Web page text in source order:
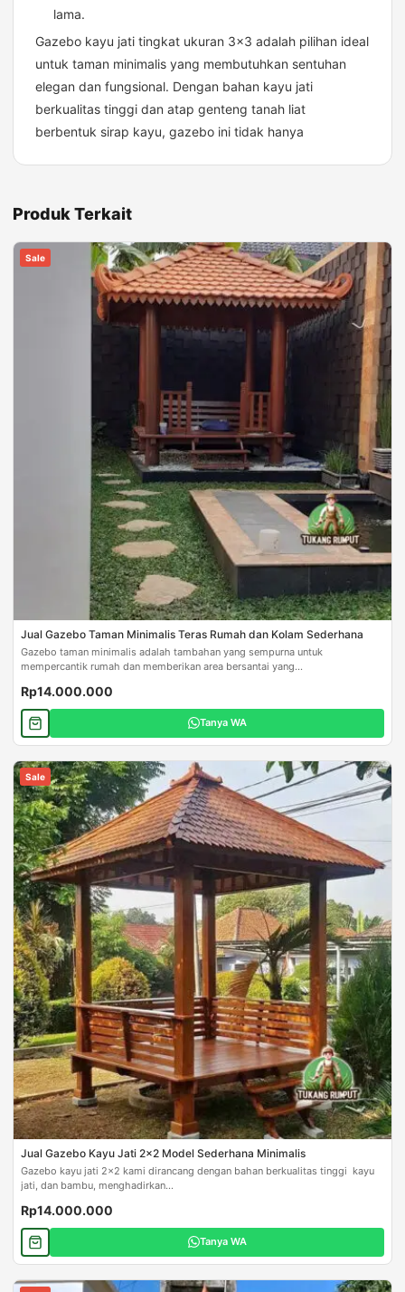
lama.
Gazebo kayu jati tingkat ukuran 3×3 adalah pilihan ideal
untuk taman minimalis yang membutuhkan sentuhan
elegan dan fungsional. Dengan bahan kayu jati
berkualitas tinggi dan atap genteng tanah liat
berbentuk sirap kayu, gazebo ini tidak hanya
Produk Terkait
Sale
Jual Gazebo Taman Minimalis Teras Rumah dan Kolam Sederhana
Gazebo taman minimalis adalah tambahan yang sempurna untuk
mempercantik rumah dan memberikan area bersantai yang...
Rp14.000.000
Tanya WA
Sale
Jual Gazebo Kayu Jati 2x2 Model Sederhana Minimalis
Gazebo kayu jati 2x2 kami dirancang dengan bahan berkualitas tinggi kayu
jati, dan bambu, menghadirkan...
Rp14.000.000
Tanya WA